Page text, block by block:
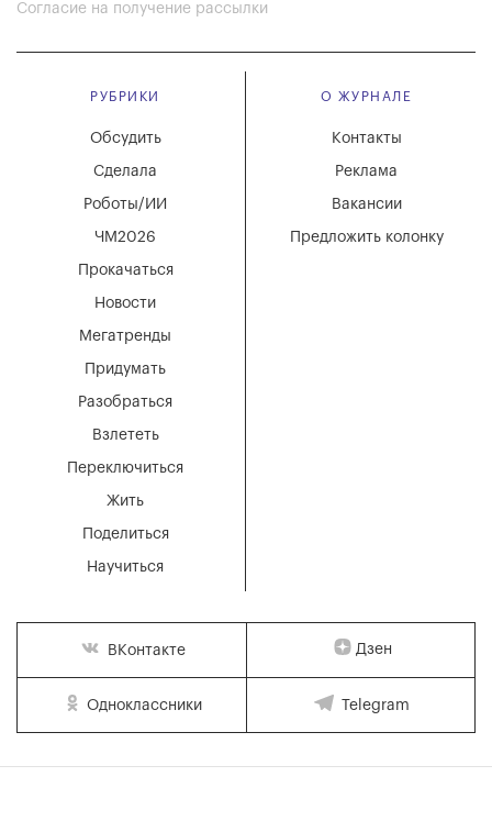
Согласие на получение рассылки
РУБРИКИ
Мегатренды
Придумать
Разобраться
Взлететь
Новости
Переключиться
Жить
Поделиться
Научиться
Обсудить
Сделала
Роботы/ИИ
ЧМ2026
Прокачаться
О ЖУРНАЛЕ
Вакансии
Реклама
Контакты
Предложить колонку
ВКонтакте Дзен
Одноклассники Telegram